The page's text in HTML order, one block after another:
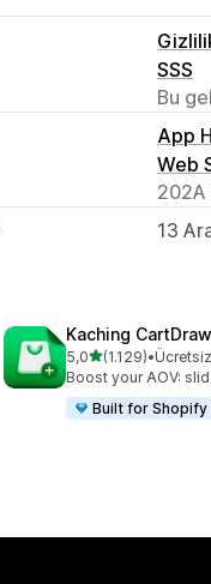
SSS
Bu
App
Web
202A
13
Kaching
5,05 yıldız üzerinden
(1.129)
toplam 1129•
Boost your AOV:
Built for Shopify